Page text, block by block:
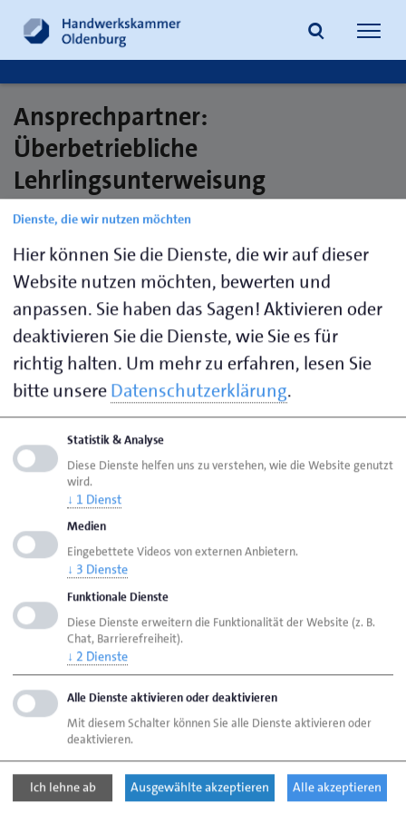
Suche
Ansprechpartner:
Überbetriebliche
Lehrlingsunterweisung
(Schweißen)
Benedix,
Jens
0441 232-
135
schweisswerkstatt@hwk-
oldenburg.de
Venzke,
Gabriele
0441 232-
112
venzke@hwk-
oldenburg.de
Seite empfehlen
Seite drucken
aktualisiert am 31. Juli 2026
Handwerkskammer Oldenburg
Ansprechpartner
Bereiche
Überbetriebliche Lehrlingsunterweisung
(Schweißen)
Handwerkskammer Oldenburg
26122 Oldenburg
Dienste, die wir nutzen möchten
Hier können Sie die Dienste, die wir auf dieser
Website nutzen möchten, bewerten und
anpassen. Sie haben das Sagen! Aktivieren oder
deaktivieren Sie die Dienste, wie Sie es für
richtig halten. Um mehr zu erfahren, lesen Sie
bitte unsereDatenschutzerklärung.
Statistik & Analyse
Diese Dienste helfen uns zu verstehen, wie die Website genutzt
wird.
↓ 1 Dienst
Medien
Eingebettete Videos von externen Anbietern.
↓ 3 Dienste
Funktionale Dienste
Diese Dienste erweitern die Funktionalität der Website (z. B.
Chat, Barrierefreiheit).
↓ 2 Dienste
Alle Dienste aktivieren oder deaktivieren
Mit diesem Schalter können Sie alle Dienste aktivieren oder
deaktivieren.
Ich lehne ab Ausgewählte akzeptieren Alle akzeptieren